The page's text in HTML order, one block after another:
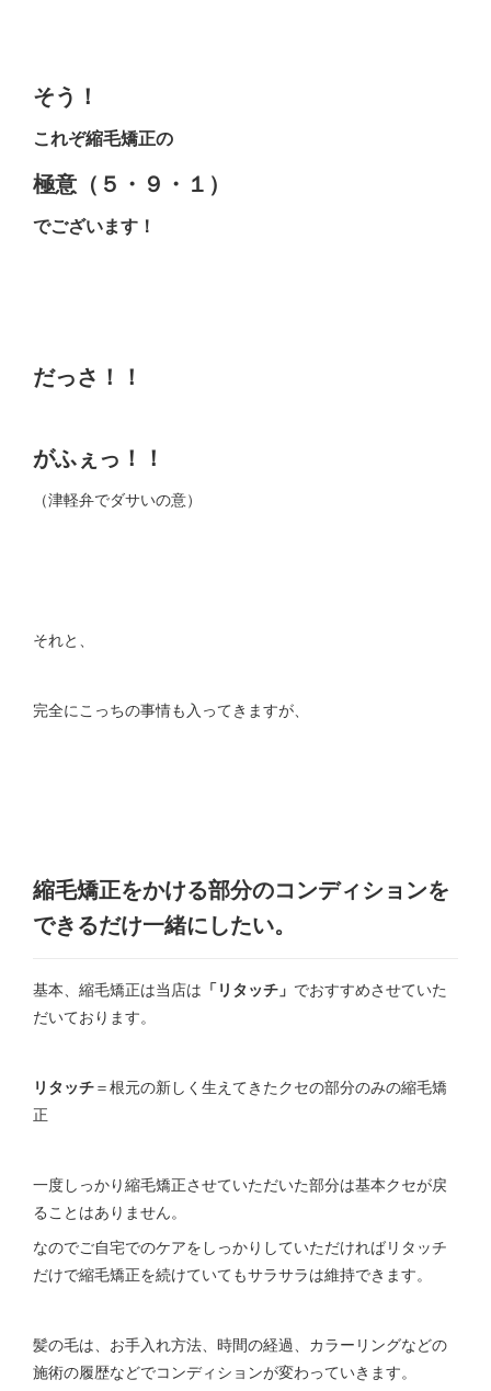
そう！
これぞ縮毛矯正の
極意（５・９・１）
でございます！
だっさ！！
がふぇっ！！
（津軽弁でダサいの意）
それと、
完全にこっちの事情も入ってきますが、
縮毛矯正をかける部分のコンディションを
できるだけ一緒にしたい。
基本、縮毛矯正は当店は 「リタッチ」 でおすすめさせていた
だいております。
リタッチ＝根元の新しく生えてきたクセの部分のみの縮毛矯
正
一度しっかり縮毛矯正させていただいた部分は基本クセが戻
ることはありません。
なのでご自宅でのケアをしっかりしていただければリタッチ
だけで縮毛矯正を続けていてもサラサラは維持できます。
髪の毛は、お手入れ方法、時間の経過、カラーリングなどの
施術の履歴などでコンディションが変わっていきます。